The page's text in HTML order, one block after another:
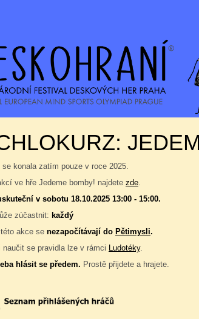
se konala zatím pouze v roce 2025.
ve hře Jedeme bomby! najdete zde.
v sobotu 18.10.2025 13:00 - 15:00.
zúčastnit: každý
akce se nezapočítávají do Pětimysli.
naučit se pravidla lze v rámci Ludotéky.
hlásit se předem. Prostě přijdete a hrajete.